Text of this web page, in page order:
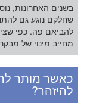
בשנים האחרונות,
שחלקם נוגע גם
מחייב מינוי של
כאשר מותר
להיזהר?